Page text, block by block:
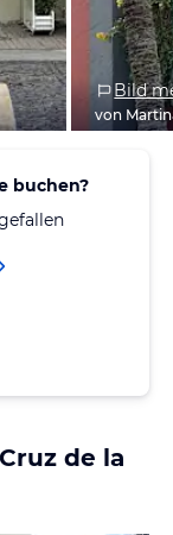
Bild
von
buchen?
de la